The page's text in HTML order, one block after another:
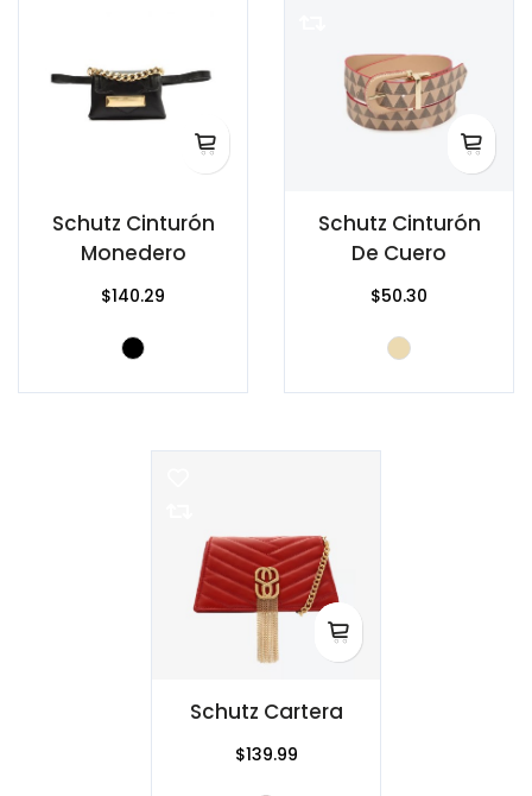
Schutz Cinturón
Monedero
$140.29
Schutz Cinturón
De Cuero
$50.30
Schutz Cartera
$139.99